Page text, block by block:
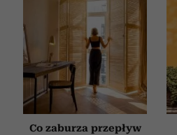
Co zaburza przepływ